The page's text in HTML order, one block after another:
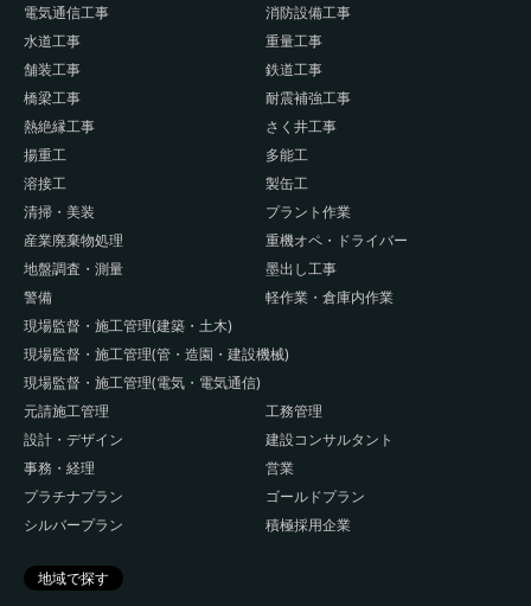
電気通信工事
消防設備工事
水道工事
重量工事
舗装工事
鉄道工事
橋梁工事
耐震補強工事
熱絶縁工事
さく井工事
揚重工
多能工
溶接工
製缶工
清掃・美装
プラント作業
産業廃棄物処理
重機オペ・ドライバー
地盤調査・測量
墨出し工事
警備
軽作業・倉庫内作業
現場監督・施工管理(建築・土木)
現場監督・施工管理(管・造園・建設機械)
現場監督・施工管理(電気・電気通信)
元請施工管理
工務管理
設計・デザイン
建設コンサルタント
事務・経理
営業
プラチナプラン
ゴールドプラン
シルバープラン
積極採用企業
地域で探す